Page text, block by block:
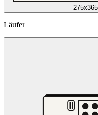
275x365
Läufer